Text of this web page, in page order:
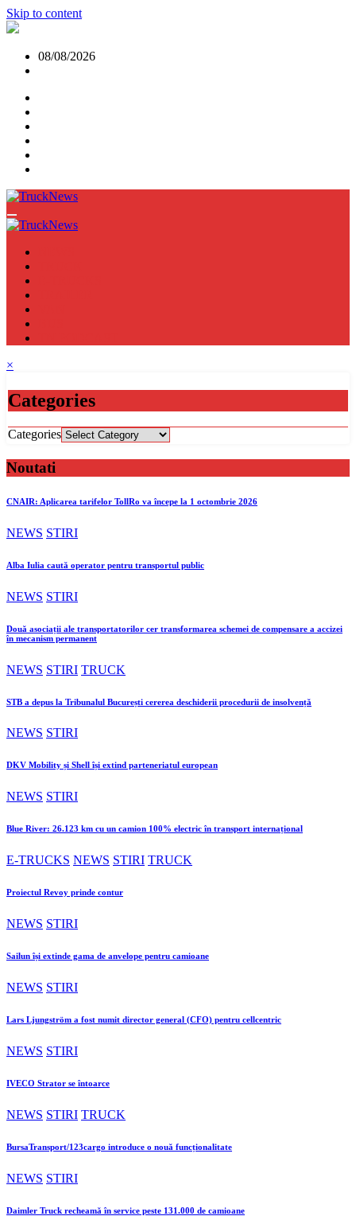
Skip to content
08/08/2026
×
Categories
Categories
Noutati
CNAIR: Aplicarea tarifelor TollRo va începe la 1 octombrie 2026
NEWS STIRI
Alba Iulia caută operator pentru transportul public
NEWS STIRI
Două asociații ale transportatorilor cer transformarea schemei de compensare a accizei
în mecanism permanent
NEWS STIRI TRUCK
STB a depus la Tribunalul București cererea deschiderii procedurii de insolvență
NEWS STIRI
DKV Mobility și Shell își extind parteneriatul european
NEWS STIRI
Blue River: 26.123 km cu un camion 100% electric în transport internațional
E-TRUCKS NEWS STIRI TRUCK
Proiectul Revoy prinde contur
NEWS STIRI
Sailun își extinde gama de anvelope pentru camioane
NEWS STIRI
Lars Ljungström a fost numit director general (CFO) pentru cellcentric
NEWS STIRI
IVECO Strator se întoarce
NEWS STIRI TRUCK
BursaTransport/123cargo introduce o nouă funcționalitate
NEWS STIRI
Daimler Truck recheamă în service peste 131.000 de camioane